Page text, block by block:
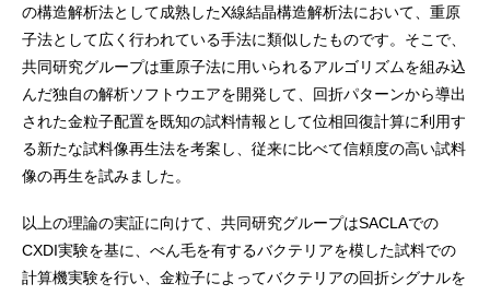
の構造解析法として成熟したX線結晶構造解析法において、重原
子法として広く行われている手法に類似したものです。そこで、
共同研究グループは重原子法に用いられるアルゴリズムを組み込
んだ独自の解析ソフトウエアを開発して、回折パターンから導出
された金粒子配置を既知の試料情報として位相回復計算に利用す
る新たな試料像再生法を考案し、従来に比べて信頼度の高い試料
像の再生を試みました。
以上の理論の実証に向けて、共同研究グループはSACLAでの
CXDI実験を基に、べん毛を有するバクテリアを模した試料での
計算機実験を行い、金粒子によってバクテリアの回折シグナルを